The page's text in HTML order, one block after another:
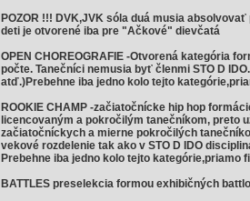
POZOR !!! DVK,JVK sóla duá musia
deti je otvorené iba pre "Ačkové" dievčatá
OPEN CHOREOGRAFIE -Otvorená kategória
počte. Tanečníci nemusia byť členmi STO D
atď.)Prebehne iba jedno kolo tejto
ROOKIE CHAMP -začiatočnícke hip hop
licencovaným a pokročilým tanečníkom, preto
začiatočníckych a mierne pokročilých
vekové rozdelenie tak ako v STO D IDO
Prebehne iba jedno kolo tejto kategórie,priamo
BATTLES preselekcia formou exhibičných